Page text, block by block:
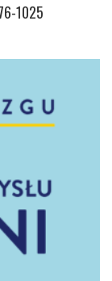
1025